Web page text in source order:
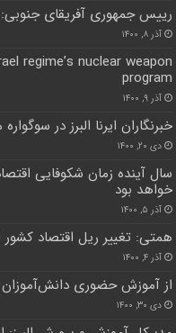
رییس جمهوری آفریقای
آذر ۸, ۱۴۰۰
regime’s nuclear weapon
program
آذر ۹, ۱۴۰۰
خبرنگاران ایرنا البرز در
دی ۲۰, ۱۴۰۰
سال آینده زمان شکوفایی
خواهد بود
آذر ۵, ۱۴۰۰
همتی: تغییر ریل اقتصاد
آذر ۴, ۱۴۰۰
از آموزش حضوری
دی ۳۰, ۱۴۰۰